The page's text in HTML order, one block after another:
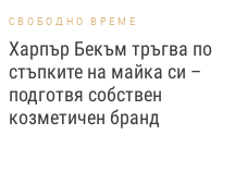
СВОБОДНО ВРЕМЕ
Харпър Бекъм тръгва по
стъпките на майка си –
подготвя собствен
козметичен бранд